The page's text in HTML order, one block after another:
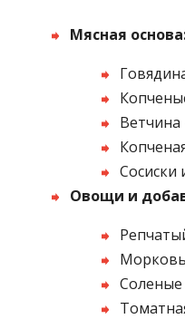
Мясная
Сосиски
Овощи и